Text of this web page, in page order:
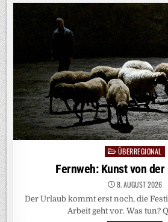
VOM
ERFOLG
Posted
in
ÜBERREGIONAL
Fernweh: Kunst von der
8. AUGUST 2026
Der Urlaub kommt erst noch, die
Arbeit geht vor. Was tun?